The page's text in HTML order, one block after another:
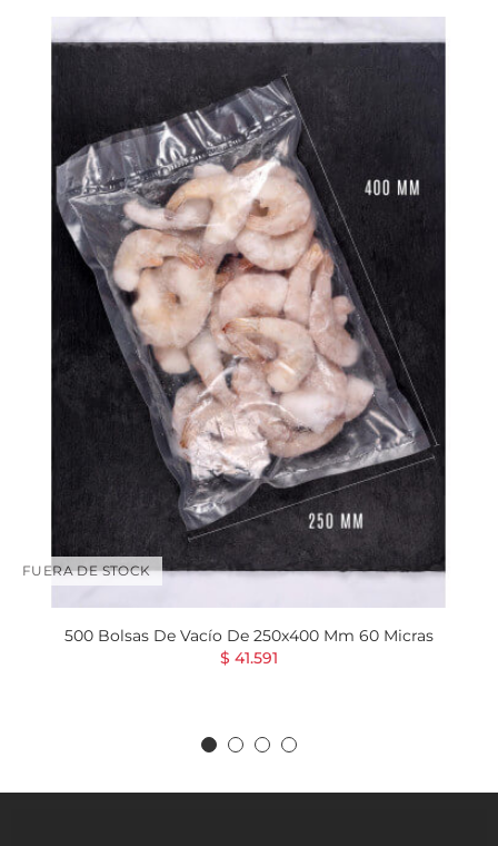
FUERA DE STOCK
500 Bolsas De Vacío De 250x400 Mm 60 Micras
$ 41.591